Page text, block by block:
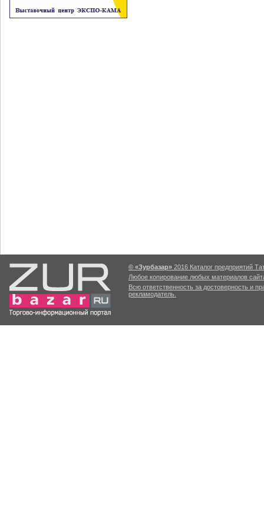
© «Зурбазар» 2016 Каталог предприятий
Любое копирование любых материалов
Всю ответственность за достоверность и
рекламодатель.